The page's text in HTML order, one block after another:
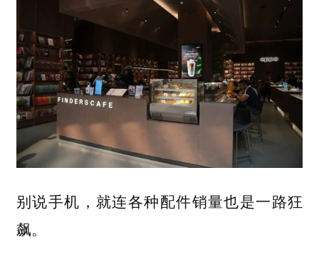
别说手机，就连各种配件销量也是一路狂
飙。